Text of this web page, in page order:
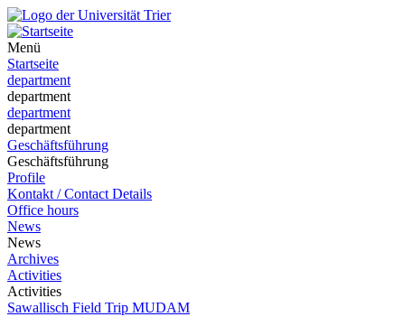
Menü
Startseite
department
department
department
department
Geschäftsführung
Geschäftsführung
Profile
Kontakt / Contact Details
Office hours
News
News
Archives
Activities
Activities
Sawallisch Field Trip MUDAM